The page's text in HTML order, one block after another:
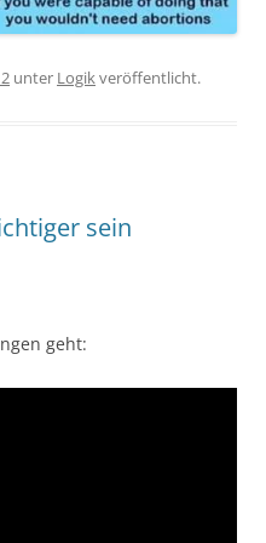
unter Logikveröffentlicht.
sein
geht: